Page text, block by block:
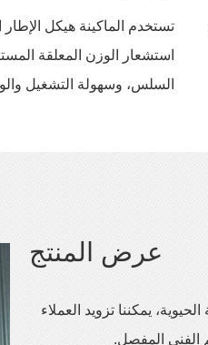
تستخدم الماكينة هيكل الإطار
استشعار الوزن المعلقة
السلس، وسهولة التشغيل
عرض المنتج
يمكننا تزويد العملاء
الفني المفصل.